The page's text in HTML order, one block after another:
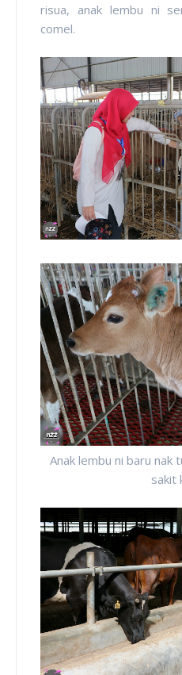
risua, anak lembu ni
comel.
Anak lembu ni baru nak
sakit